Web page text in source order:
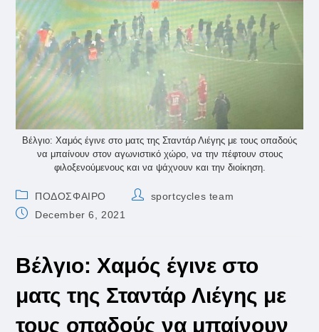
Βέλγιο: Χαμός έγινε στο ματς της Σταντάρ Λιέγης με τους οπαδούς
να μπαίνουν στον αγωνιστικό χώρο, να την πέφτουν στους
φιλοξενούμενους και να ψάχνουν και την διοίκηση.
Post
category:
ΠΟΔΟΣΦΑΙΡΟ
Postsportcycles team
PostDecember 6, 2021
Βέλγιο: Χαμός έγινε στο
ματς της Σταντάρ Λιέγης με
τους οπαδούς να μπαίνουν